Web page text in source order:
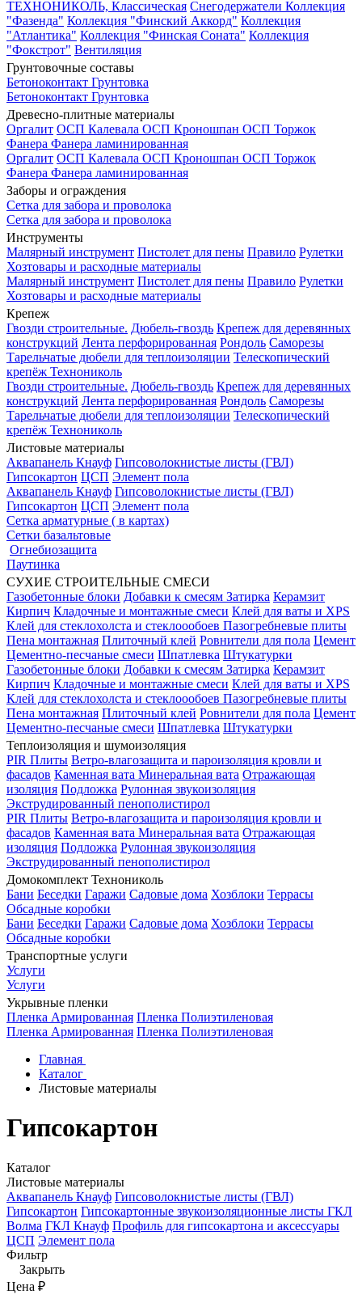
ТЕХНОНИКОЛЬ, Классическая Снегодержатели Коллекция
"Фазенда" Коллекция "Финский Аккорд" Коллекция
"Атлантика" Коллекция "Финская Соната" Коллекция
"Фокстрот" Вентиляция
Грунтовочные составы
Бетоноконтакт Грунтовка
Бетоноконтакт Грунтовка
Древесно-плитные материалы
Оргалит ОСП Калевала ОСП Кроношпан ОСП Торжок
Фанера Фанера ламинированная
Оргалит ОСП Калевала ОСП Кроношпан ОСП Торжок
Фанера Фанера ламинированная
Заборы и ограждения
Сетка для забора и проволока
Сетка для забора и проволока
Инструменты
Малярный инструмент Пистолет для пены Правило Рулетки
Хозтовары и расходные материалы
Малярный инструмент Пистолет для пены Правило Рулетки
Хозтовары и расходные материалы
Крепеж
Гвозди строительные. Дюбель-гвоздь Крепеж для деревянных
конструкций Лента перфорированная Рондоль Саморезы
Тарельчатые дюбели для теплоизоляции Телескопический
крепёж Технониколь
Гвозди строительные. Дюбель-гвоздь Крепеж для деревянных
конструкций Лента перфорированная Рондоль Саморезы
Тарельчатые дюбели для теплоизоляции Телескопический
крепёж Технониколь
Листовые материалы
Аквапанель Кнауф Гипсоволокнистые листы (ГВЛ)
Гипсокартон ЦСП Элемент пола
Аквапанель Кнауф Гипсоволокнистые листы (ГВЛ)
Гипсокартон ЦСП Элемент пола
Сетка арматурные ( в картах)
Сетки базальтовые
Огнебиозащита
Паутинка
СУХИЕ СТРОИТЕЛЬНЫЕ СМЕСИ
Газобетонные блоки Добавки к смесям Затирка Керамзит
Кирпич Кладочные и монтажные смеси Клей для ваты и XPS
Клей для стеклохолста и стеклоообоев Пазогребневые плиты
Пена монтажная Плиточный клей Ровнители для пола Цемент
Цементно-песчаные смеси Шпатлевка Штукатурки
Газобетонные блоки Добавки к смесям Затирка Керамзит
Кирпич Кладочные и монтажные смеси Клей для ваты и XPS
Клей для стеклохолста и стеклоообоев Пазогребневые плиты
Пена монтажная Плиточный клей Ровнители для пола Цемент
Цементно-песчаные смеси Шпатлевка Штукатурки
Теплоизоляция и шумоизоляция
PIR Плиты Ветро-влагозащита и пароизоляция кровли и
фасадов Каменная вата Минеральная вата Отражающая
изоляция Подложка Рулонная звукоизоляция
Экструдированный пенополистирол
PIR Плиты Ветро-влагозащита и пароизоляция кровли и
фасадов Каменная вата Минеральная вата Отражающая
изоляция Подложка Рулонная звукоизоляция
Экструдированный пенополистирол
Домокомплект Технониколь
Бани Беседки Гаражи Садовые дома Хозблоки Террасы
Обсадные коробки
Бани Беседки Гаражи Садовые дома Хозблоки Террасы
Обсадные коробки
Транспортные услуги
Услуги
Услуги
Укрывные пленки
Пленка Армированная Пленка Полиэтиленовая
Пленка Армированная Пленка Полиэтиленовая
Главная
Каталог
Листовые материалы
Гипсокартон
Каталог
Листовые материалы
Аквапанель Кнауф Гипсоволокнистые листы (ГВЛ)
Гипсокартон Гипсокартонные звукоизоляционные листы ГКЛ
Волма ГКЛ Кнауф Профиль для гипсокартона и аксессуары
ЦСП Элемент пола
Фильтр
Закрыть
Цена ₽